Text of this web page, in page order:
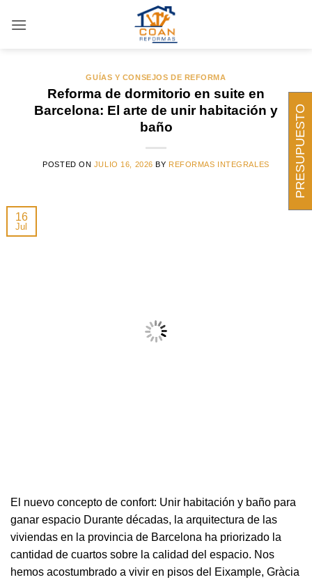
ARCHIVOS DE CATEGORÍA:
DE REFORMA
GUÍAS Y CONSEJOS DE REFORMA
Reforma de dormitorio en suite en
Barcelona: El arte de unir habitación y
baño
POSTED ON JULIO 16, 2026 BY REFORMAS INTEGRALES
16
Jul
El nuevo concepto de confort: Unir habitación y baño para
ganar espacio Durante décadas, la arquitectura de las
viviendas en la provincia de Barcelona ha priorizado la
cantidad de cuartos sobre la calidad del espacio. Nos
hemos acostumbrado a vivir en pisos del Eixample, Gràcia
PRESUPUESTO